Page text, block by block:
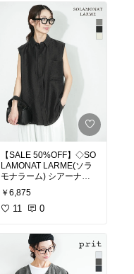
t【ネコポス送料無料】
【SALE 50%OFF】◇SO
LAMONAT LARME(ソラ
モナラーム) シアーナイ
トップス レディース シャ
ツ [LARM-IT-SNNS] セー
￥6,875
11 0